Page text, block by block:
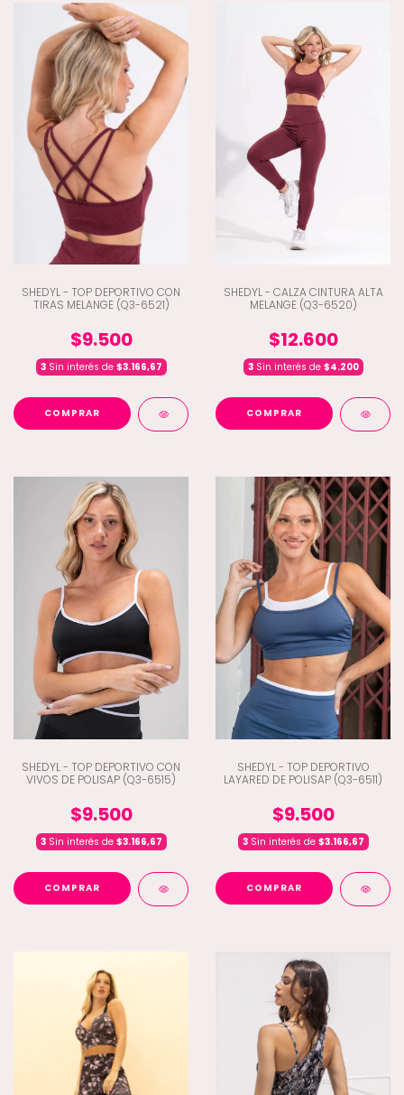
SHEDYL - TOP DEPORTIVO CON
TIRAS MELANGE (Q3-6521)
$9.500
3Sin interés de $3.166,67
COMPRAR
SHEDYL - CALZA CINTURA ALTA
MELANGE (Q3-6520)
$12.600
3Sin interés de $4.200
COMPRAR
SHEDYL - TOP DEPORTIVO CON
VIVOS DE POLISAP (Q3-6515)
$9.500
3Sin interés de $3.166,67
COMPRAR
SHEDYL - TOP DEPORTIVO
LAYARED DE POLISAP (Q3-6511)
$9.500
3Sin interés de $3.166,67
COMPRAR